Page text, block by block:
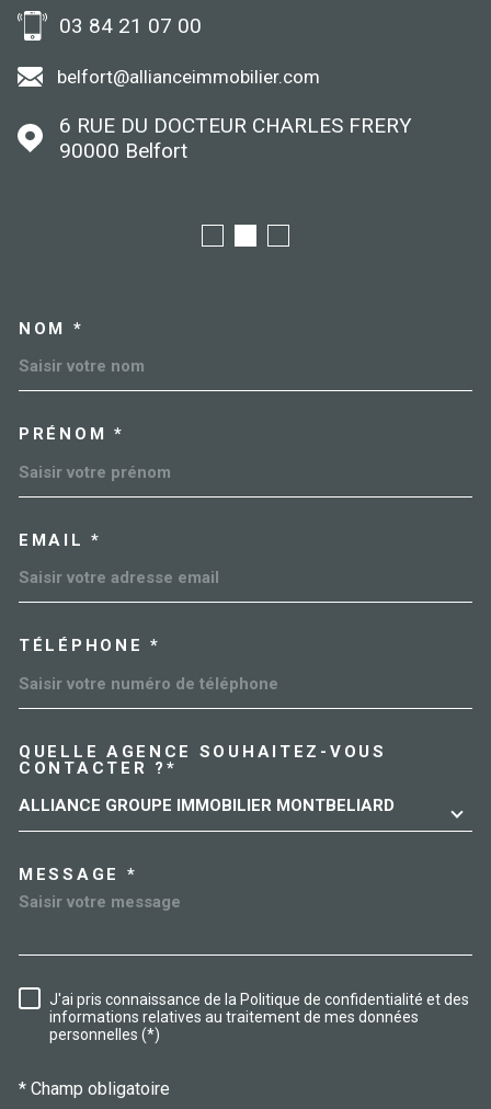
03 84 21 07 00
belfort@allianceimmobilier.com
6 RUE DU DOCTEUR CHARLES FRERY
90000
Belfort
NOM *
PRÉNOM *
EMAIL *
TÉLÉPHONE *
QUELLE AGENCE SOUHAITEZ-VOUS
CONTACTER ?*
ALLIANCE GROUPE IMMOBILIER MONTBELIARD
MESSAGE *
RÈGLEMENTATION
J'ai pris connaissance de la Politique de confidentialité et des
informations relatives au traitement de mes données
personnelles (*)
* Champ obligatoire